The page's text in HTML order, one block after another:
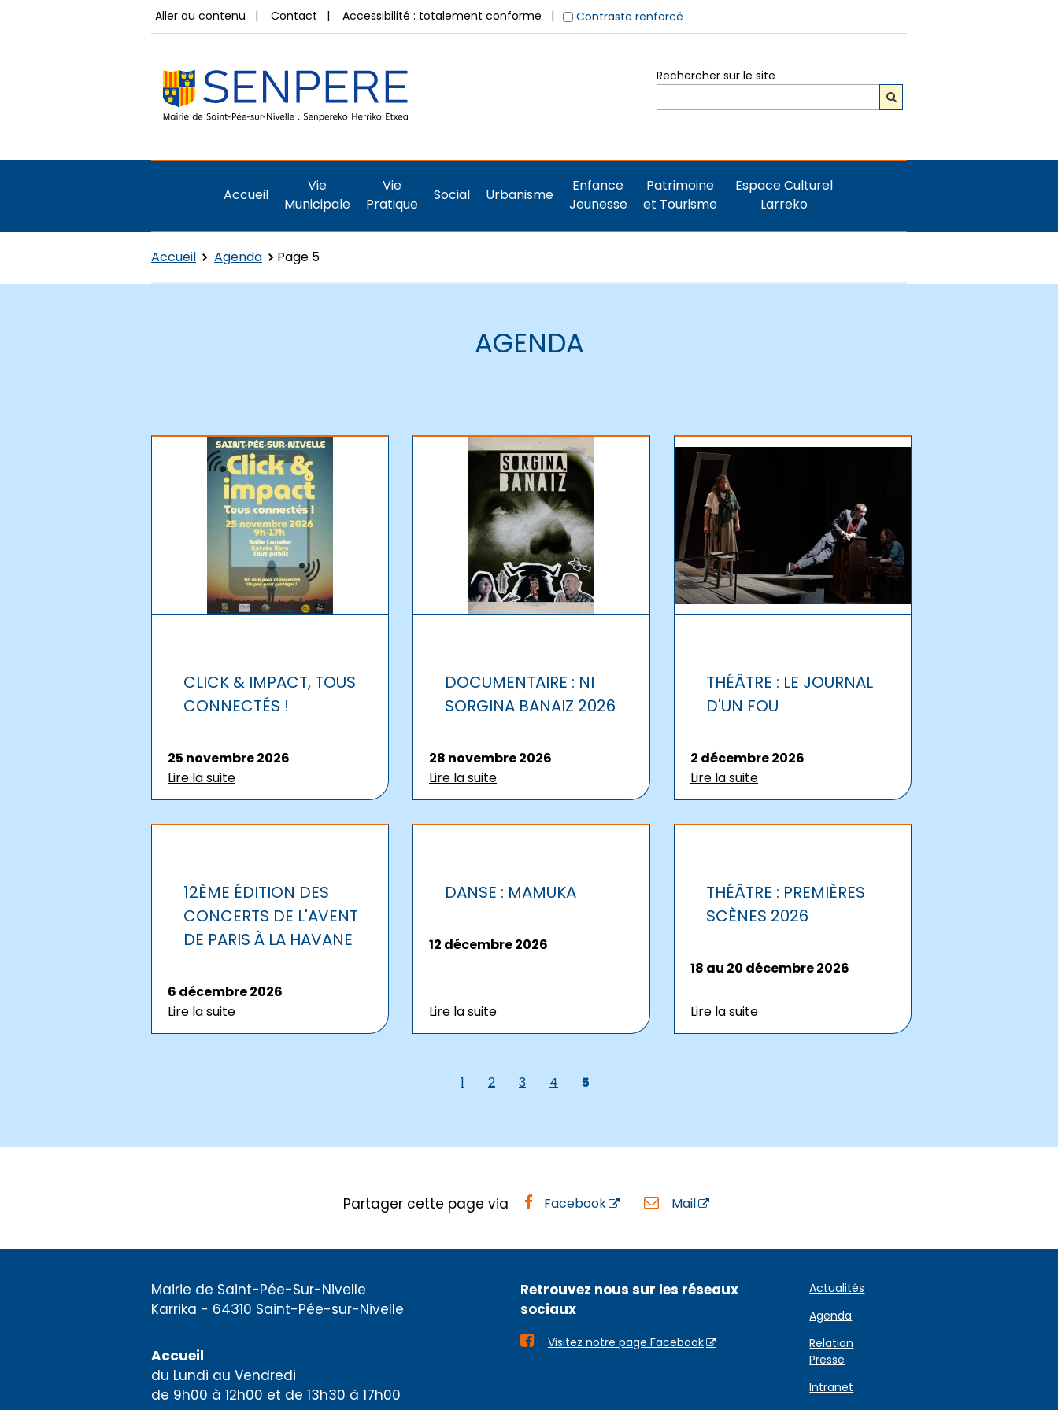
Aller au contenu Contact Accessibilité : totalement conforme Contraste renforcé
Rechercher sur le site
Accueil
Vie
Municipale
Vie
Pratique
Social Urbanisme
Enfance
Jeunesse
Patrimoine
et Tourisme
Espace Culturel
Larreko
Accueil Agenda Page 5
AGENDA
CLICK & IMPACT, TOUS
CONNECTÉS !
25 novembre 2026
Lire la suite
DOCUMENTAIRE : NI
SORGINA BANAIZ 2026
28 novembre 2026
Lire la suite
THÉÂTRE : LE JOURNAL
D'UN FOU
2 décembre 2026
Lire la suite
12ÈME ÉDITION DES
CONCERTS DE L'AVENT
DE PARIS À LA HAVANE
6 décembre 2026
Lire la suite
DANSE : MAMUKA
12 décembre 2026
Lire la suite
THÉÂTRE : PREMIÈRES
SCÈNES 2026
18 au 20 décembre 2026
Lire la suite
1 2 3 4 5
Partager cette page via Facebook Mail
Mairie de Saint-Pée-Sur-Nivelle
Karrika - 64310 Saint-Pée-sur-Nivelle
Accueil
du Lundi au Vendredi
de 9h00 à 12h00 et de 13h30 à 17h00
Retrouvez nous sur les réseaux
sociaux
 Visitez notre page Facebook
Actualités
Agenda
Relation
Presse
Intranet